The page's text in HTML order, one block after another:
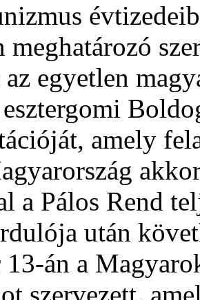
meghatározó
egyetlen
amely
a Pálos Rend
után
13-án a